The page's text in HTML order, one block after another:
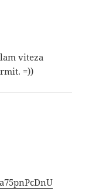
viteza
=))